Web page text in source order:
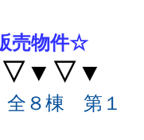
売物件☆
８棟 第１